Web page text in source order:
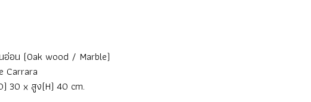
อ่อน (Oak wood / Marble)
Carrara
30 x สูง(H) 40 cm.